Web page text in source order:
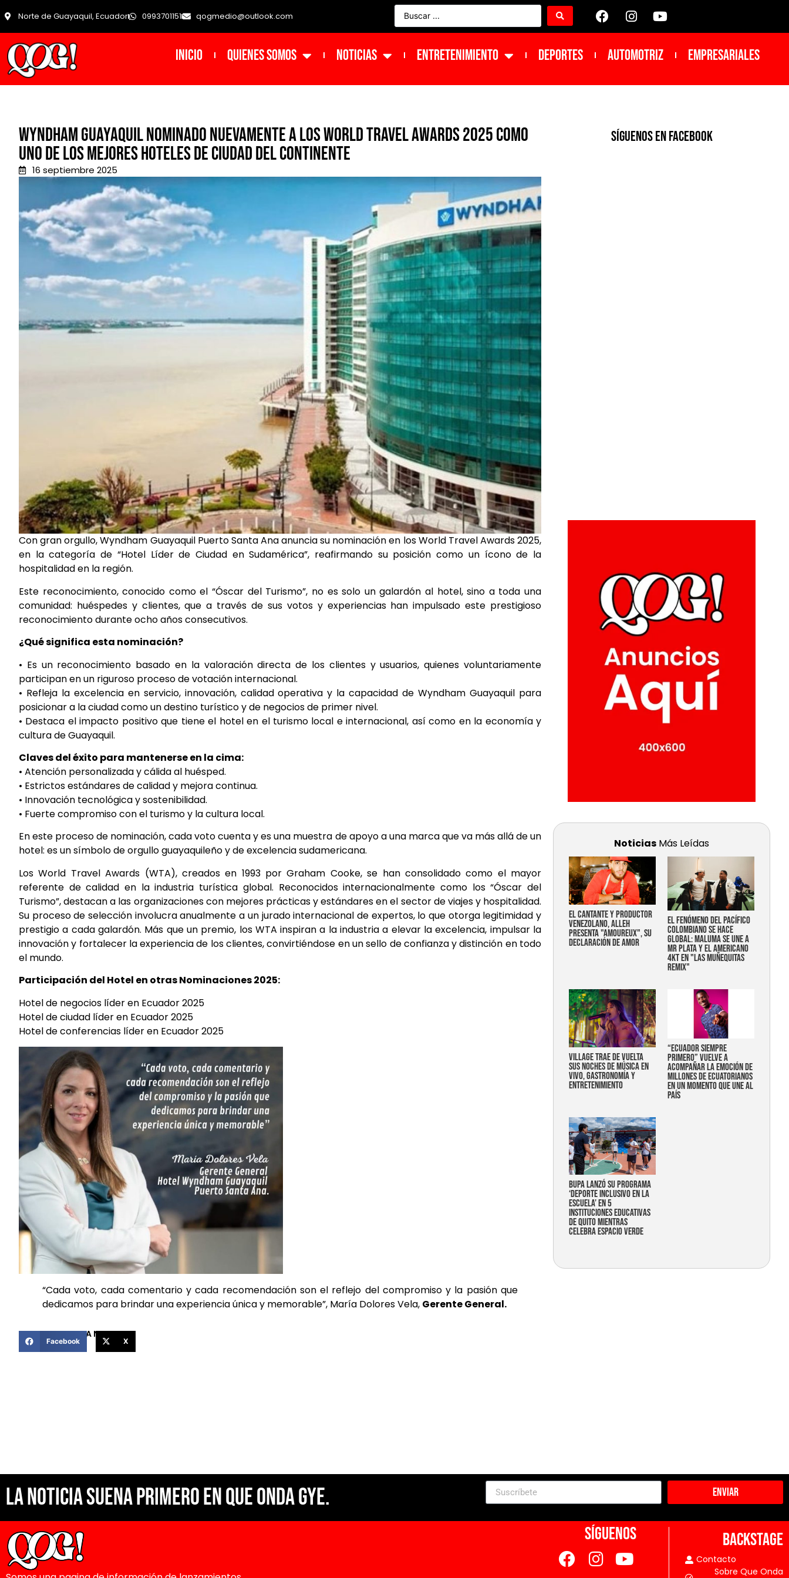
Norte de Guayaquil, Ecuador 0993701151 qogmedio@outlook.com
INICIO Quienes Somos NOTICIAS ENTRETENIMIENTO DEPORTES Automotriz Empresariales
Wyndham Guayaquil nominado nuevamente a los World Travel Awards 2025 como
uno de los Mejores Hoteles de Ciudad del continente
16 septiembre 2025
Con gran orgullo, Wyndham Guayaquil Puerto Santa Ana anuncia su nominación en los World Travel Awards 2025,
en la categoría de “Hotel Líder de Ciudad en Sudamérica”, reafirmando su posición como un ícono de la
hospitalidad en la región.
Este reconocimiento, conocido como el “Óscar del Turismo”, no es solo un galardón al hotel, sino a toda una
comunidad: huéspedes y clientes, que a través de sus votos y experiencias han impulsado este prestigioso
reconocimiento durante ocho años consecutivos.
¿Qué significa esta nominación?
• Es un reconocimiento basado en la valoración directa de los clientes y usuarios, quienes voluntariamente
participan en un riguroso proceso de votación internacional.
• Refleja la excelencia en servicio, innovación, calidad operativa y la capacidad de Wyndham Guayaquil para
posicionar a la ciudad como un destino turístico y de negocios de primer nivel.
• Destaca el impacto positivo que tiene el hotel en el turismo local e internacional, así como en la economía y
cultura de Guayaquil.
Claves del éxito para mantenerse en la cima:
• Atención personalizada y cálida al huésped.
• Estrictos estándares de calidad y mejora continua.
• Innovación tecnológica y sostenibilidad.
• Fuerte compromiso con el turismo y la cultura local.
En este proceso de nominación, cada voto cuenta y es una muestra de apoyo a una marca que va más allá de un
hotel: es un símbolo de orgullo guayaquileño y de excelencia sudamericana.
Los World Travel Awards (WTA), creados en 1993 por Graham Cooke, se han consolidado como el mayor
referente de calidad en la industria turística global. Reconocidos internacionalmente como los “Óscar del
Turismo”, destacan a las organizaciones con mejores prácticas y estándares en el sector de viajes y hospitalidad.
Su proceso de selección involucra anualmente a un jurado internacional de expertos, lo que otorga legitimidad y
prestigio a cada galardón. Más que un premio, los WTA inspiran a la industria a elevar la excelencia, impulsar la
innovación y fortalecer la experiencia de los clientes, convirtiéndose en un sello de confianza y distinción en todo
el mundo.
Participación del Hotel en otras Nominaciones 2025:
Hotel de negocios líder en Ecuador 2025
Hotel de ciudad líder en Ecuador 2025
Hotel de conferencias líder en Ecuador 2025
“Cada voto, cada comentario y cada recomendación son el reflejo del compromiso y la pasión que
dedicamos para brindar una experiencia única y memorable”, María Dolores Vela, Gerente General.
COMPARTIR ESTA NOTICIA
Facebook X
SíGUENOS EN FACEBOOK
Noticias Más Leídas
EL CANTANTE Y PRODUCTOR
VENEZOLANO, ALLEH
PRESENTA "AMOUREUX", SU
DECLARACIÓN DE AMOR
EL FENÓMENO DEL PACÍFICO
COLOMBIANO SE HACE
GLOBAL: MALUMA SE UNE A
MR PLATA Y EL AMERICANO
4KT EN "LAS MUÑEQUITAS
REMIX"
Village trae de vuelta
sus noches de música en
vivo, gastronomía y
entretenimiento
“Ecuador siempre
primero” vuelve a
acompañar la emoción de
millones de ecuatorianos
en un momento que une al
país
Bupa lanzó su programa
‘Deporte Inclusivo en la
Escuela’ en 5
instituciones educativas
de Quito mientras
celebra espacio verde
La noticia suena primero en Que Onda Gye. Enviar
SÍGUENOS BACKSTAGE
Contacto
Sobre Que Onda